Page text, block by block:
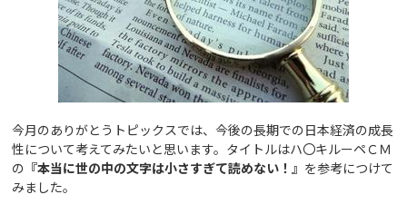
今月のありがとうトピックスでは、今後の長期での日本経済の成長
性について考えてみたいと思います。タイトルはハ〇キルーペＣＭ
の 『本当に世の中の文字は小さすぎて読めない！』 を参考につけて
みました。